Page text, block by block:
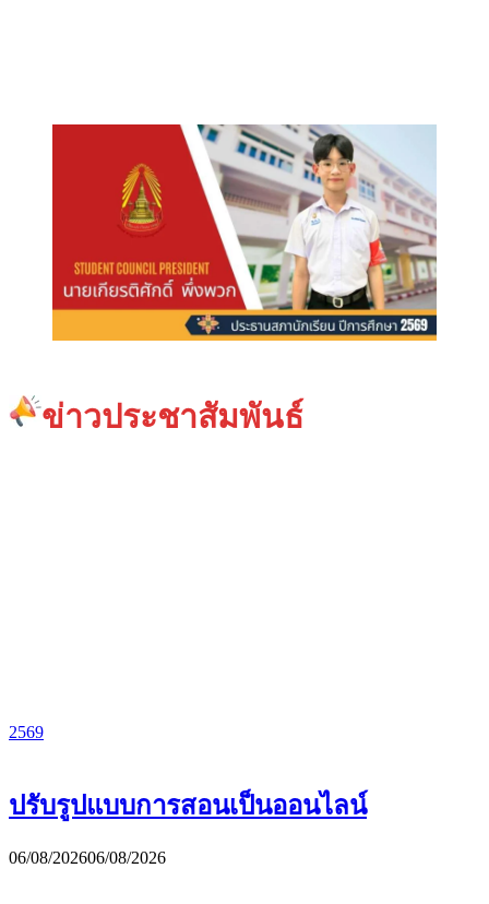
ข่าวประชาสัมพันธ์
2569
ปรับรูปแบบการสอนเป็นออนไลน์
06/08/202606/08/2026